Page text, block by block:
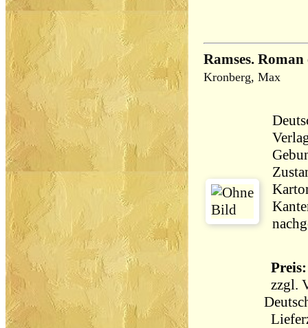
Ramses.
Kronberg, Max
zzgl.